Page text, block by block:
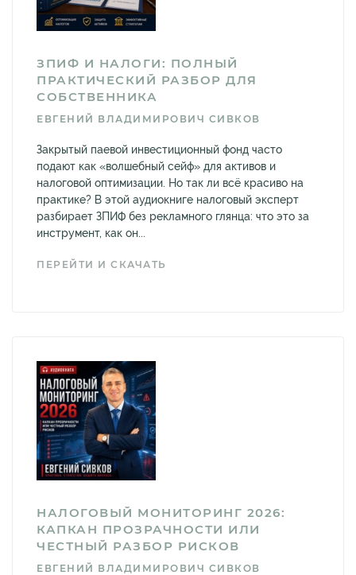
ЗПИФ И НАЛОГИ: ПОЛНЫЙ
ПРАКТИЧЕСКИЙ РАЗБОР ДЛЯ
СОБСТВЕННИКА
ЕВГЕНИЙ ВЛАДИМИРОВИЧ СИВКОВ
Закрытый паевой инвестиционный фонд часто
подают как «волшебный сейф» для активов и
налоговой оптимизации. Но так ли всё красиво на
практике? В этой аудиокниге налоговый эксперт
разбирает ЗПИФ без рекламного глянца: что это за
инструмент, как он...
ПЕРЕЙТИ И СКАЧАТЬ
НАЛОГОВЫЙ МОНИТОРИНГ 2026:
КАПКАН ПРОЗРАЧНОСТИ ИЛИ
ЧЕСТНЫЙ РАЗБОР РИСКОВ
ЕВГЕНИЙ ВЛАДИМИРОВИЧ СИВКОВ